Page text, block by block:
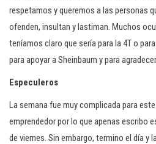
respetamos y queremos a las personas
ofenden, insultan y lastiman. Muchos
teníamos claro que sería para la 4T o
para apoyar a Sheinbaum y para
Especuleros
La semana fue muy complicada para
emprendedor por lo que apenas escribo
de viernes. Sin embargo, termino el día y